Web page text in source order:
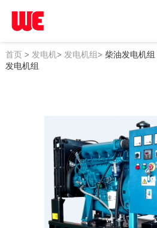
首页> 发电机> 发电机组> 柴油发电机组
发电机组